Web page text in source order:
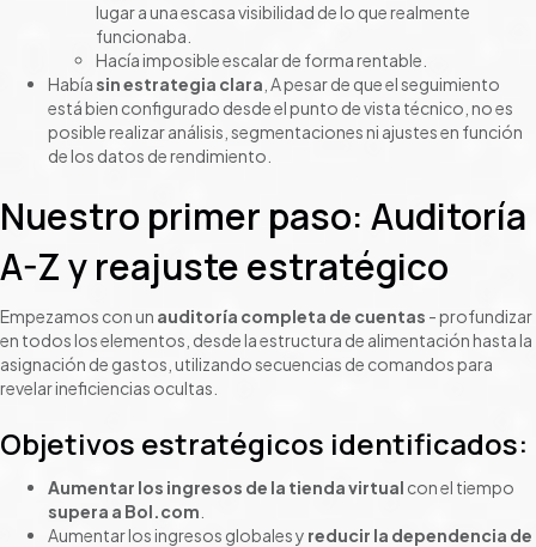
lugar a una escasa visibilidad de lo que realmente
funcionaba.
Hacía imposible escalar de forma rentable.
Había sin estrategia clara , A pesar de que el seguimiento
está bien configurado desde el punto de vista técnico, no es
posible realizar análisis, segmentaciones ni ajustes en función
de los datos de rendimiento.
Nuestro primer paso: Auditoría
A-Z y reajuste estratégico
Empezamos con un auditoría completa de cuentas - profundizar
en todos los elementos, desde la estructura de alimentación hasta la
asignación de gastos, utilizando secuencias de comandos para
revelar ineficiencias ocultas.
Objetivos estratégicos identificados:
Aumentar los ingresos de la tienda virtual con el tiempo
supera a Bol.com
Aumentar los ingresos globales y reducir la dependencia de